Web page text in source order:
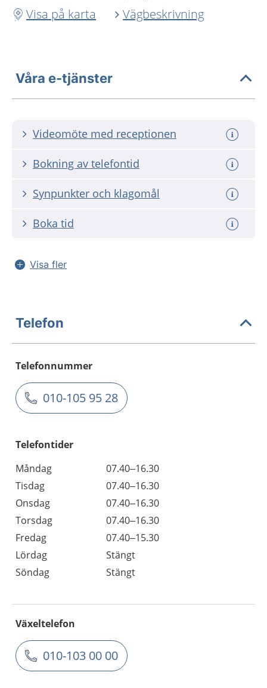
Visa på karta
Vägbeskrivning
Våra e-tjänster
Videomöte med receptionen
Bokning av telefontid
Synpunkter och klagomål
Boka tid
Visa fler
Telefon
Telefonnummer
010-105 95 28
Telefontider
Måndag
07.40–16.30
Tisdag
07.40–16.30
Onsdag
07.40–16.30
Torsdag
07.40–16.30
Fredag
07.40–15.30
Lördag
Stängt
Söndag
Stängt
Växeltelefon
010-103 00 00